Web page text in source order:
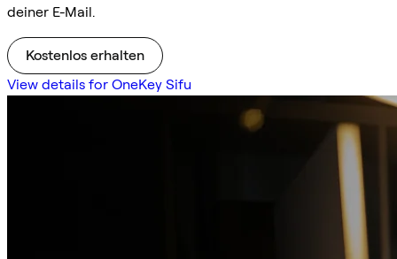
deiner E-Mail.
Kostenlos erhalten
View details for OneKey Sifu